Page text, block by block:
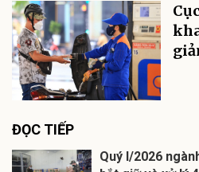
ĐỌC TIẾP
Quý I/2026